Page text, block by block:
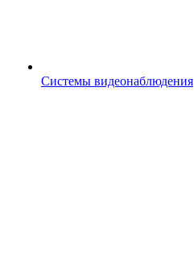
Системы видеонаблюдения